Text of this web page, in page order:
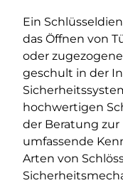
Ein
das Öffnen von
oder
geschult in der
hochwertigen
der Beratung
umfassende
Arten von